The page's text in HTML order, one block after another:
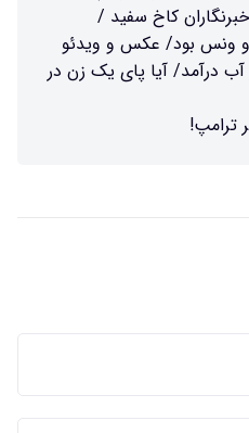
کاخ سفید /
ونس بود/ عکس و ویدئو
درآمد/ آیا پای یک زن در